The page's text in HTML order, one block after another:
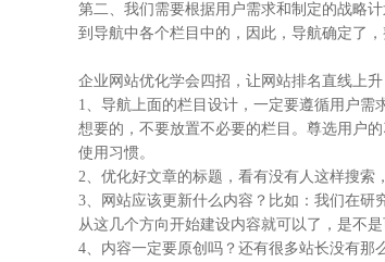
第二、我们需要根据用户需求和制定的战略
到导航中各个栏目中的，因此，导航确定了，
企业网站优化学会四招，让网站排名直线上升
1、导航上面的栏目设计，一定要遵循用户
想要的，不要放置不必要的栏目。尊选用户
使用习惯。
2、优化好文章的标题，看有没有人这样搜索
3、网站应该更新什么内容？比如：我们在研
从这几个方向开始建设内容就可以了，是不
4、内容一定要原创吗？还有很多站长没有